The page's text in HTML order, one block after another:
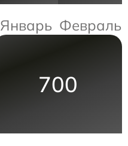
Январь Февраль
700